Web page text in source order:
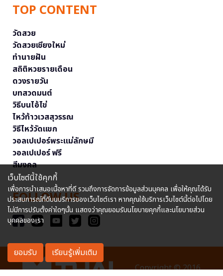
TOP CONTENT
วัดสวย
วัดสวยเชียงใหม่
ทำนายฝัน
สถิติหวยรายเดือน
ดวงรายวัน
บทสวดมนต์
วิธีบนไอ้ไข่
ไหว้ท้าวเวสสุวรรณ
วิธีไหว้วัดแขก
วอลเปเปอร์พระแม่ลักษมี
วอลเปเปอร์ ฟรี
สีมงคล
FOLLOW US
Copyright © 2016
เว็บไซต์นี้ใช้คุกกี้
เพื่อการนำเสนอเนื้อหาที่ดี รวมถึงการจัดการข้อมูลส่วนบุคคล เพื่อให้คุณได้รับ
ประสบการณ์ที่ดีบนบริการของเว็บไซต์เรา หากคุณใช้บริการเว็บไซต์นี้ต่อไปโดย
ไม่มีการปรับตั้งค่าใดๆนั้น แสดงว่าคุณยอมรับนโยบายคุกกี้และนโยบายส่วน
บุคคลของเรา
ยอมรับ เรียนรู้เพิ่มเติม